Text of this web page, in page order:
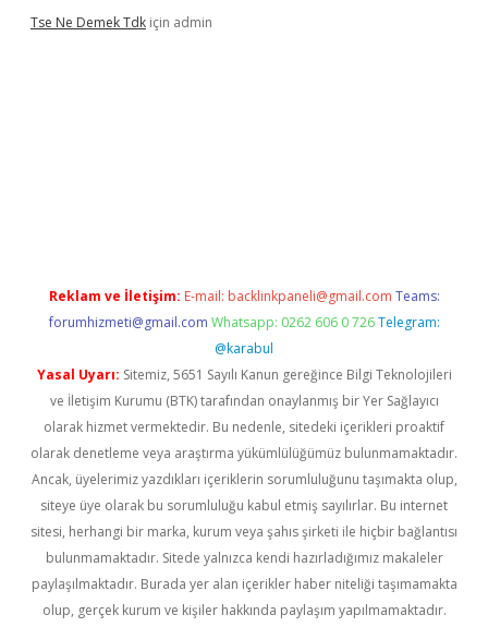
Tse Ne Demek Tdk için admin
Reklam ve İletişim: E-mail: backlinkpaneli@gmail.com Teams:
forumhizmeti@gmail.com Whatsapp: 0262 606 0 726 Telegram:
@karabul
Yasal Uyarı: Sitemiz, 5651 Sayılı Kanun gereğince Bilgi Teknolojileri
ve İletişim Kurumu (BTK) tarafından onaylanmış bir Yer Sağlayıcı
olarak hizmet vermektedir. Bu nedenle, sitedeki içerikleri proaktif
olarak denetleme veya araştırma yükümlülüğümüz bulunmamaktadır.
Ancak, üyelerimiz yazdıkları içeriklerin sorumluluğunu taşımakta olup,
siteye üye olarak bu sorumluluğu kabul etmiş sayılırlar. Bu internet
sitesi, herhangi bir marka, kurum veya şahıs şirketi ile hiçbir bağlantısı
bulunmamaktadır. Sitede yalnızca kendi hazırladığımız makaleler
paylaşılmaktadır. Burada yer alan içerikler haber niteliği taşımamakta
olup, gerçek kurum ve kişiler hakkında paylaşım yapılmamaktadır.